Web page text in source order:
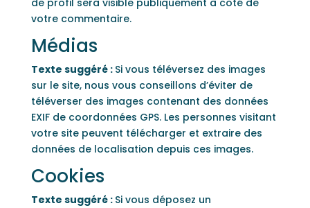
de profil sera visible publiquement à coté de
votre commentaire.
Médias
Texte suggéré : Si vous téléversez des images
sur le site, nous vous conseillons d’éviter de
téléverser des images contenant des données
EXIF de coordonnées GPS. Les personnes visitant
votre site peuvent télécharger et extraire des
données de localisation depuis ces images.
Cookies
Texte suggéré : Si vous déposez un